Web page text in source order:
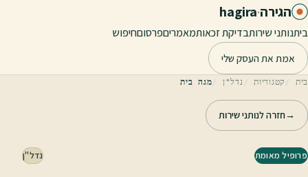
דלג לתוכן הראשי
הגירה·
hagira
ביתנותני שירותבדיקת זכאותמאמריםפרסוםחיפוש
אמת את העסק שלי
בית קטגוריות נדל"ן מגה בית
→חזרה לנותני שירות
פרופיל מאומת נדל"ן